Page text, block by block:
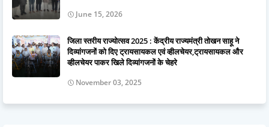
June 15, 2026
जिला स्तरीय राज्योत्सव 2025 : केंद्रीय राज्यमंत्री तोखन साहू ने
दिव्यांगजनों को दिए ट्रायसायकल एवं व्हीलचेयर,ट्रायसायकल और
व्हीलचेयर पाकर खिले दिव्यांगजनों के चेहरे
November 03, 2025